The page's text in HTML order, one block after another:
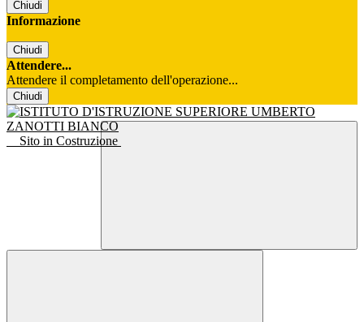
Chiudi
Informazione
Chiudi
Attendere...
Attendere il completamento dell'operazione...
Chiudi
Sito in Costruzione